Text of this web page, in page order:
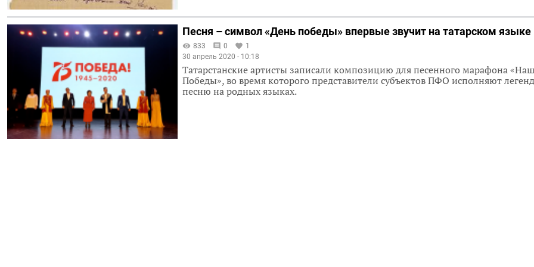
Песня – символ «День победы» впервые звучит на татарском языке
833 0
1
30 апрель 2020 - 10:18
Татарстанские артисты записали композицию для песенного марафона
Победы», во время которого представители субъектов ПФО исполняют
песню на родных языках.